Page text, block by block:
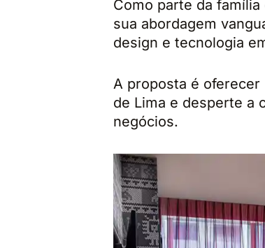
Como parte da
sua abordagem
design e tecnologia
A proposta é
de Lima e desperte a
negócios.